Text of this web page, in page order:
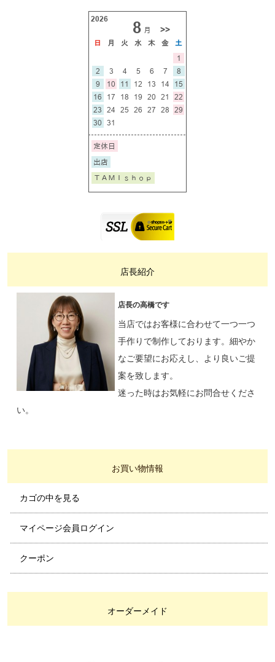
店長紹介
店長の高橋です
当店ではお客様に合わせて一つ一つ
手作りで制作しております。細やか
なご要望にお応えし、より良いご提
案を致します。
迷った時はお気軽にお問合せくださ
い。
お買い物情報
カゴの中を見る
マイページ会員ログイン
クーポン
オーダーメイド